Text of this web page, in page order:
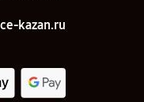
kazan.ru